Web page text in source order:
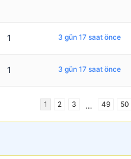
1 3 gün 17 saat önce
1 3 gün 17 saat önce
1 2 3 … 49 50